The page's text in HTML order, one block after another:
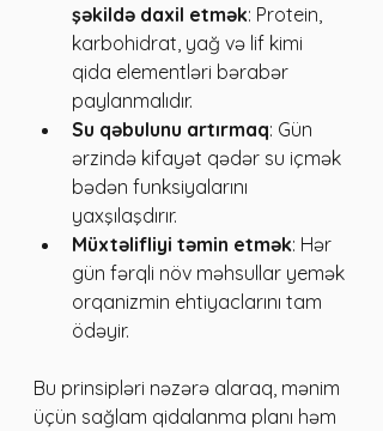
şəkildə daxil etmək: Protein,
karbohidrat, yağ və lif kimi
qida elementləri bərabər
paylanmalıdır.
Su qəbulunu artırmaq: Gün
ərzində kifayət qədər su içmək
bədən funksiyalarını
yaxşılaşdırır.
Müxtəlifliyi təmin etmək: Hər
gün fərqli növ məhsullar yemək
orqanizmin ehtiyaclarını tam
ödəyir.
Bu prinsipləri nəzərə alaraq, mənim
üçün sağlam qidalanma planı həm